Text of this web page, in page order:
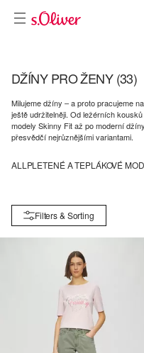
DŽÍNY PRO ŽENY(33)
Milujeme džíny – a proto pracujeme
ještě udržitelněji. Od ležérních
modely Skinny Fit až po moderní
přesvědčí nejrůznějšími variantami.
ALL PLETENÉ A TEPLÁKOVÉ
Filters & Sorting